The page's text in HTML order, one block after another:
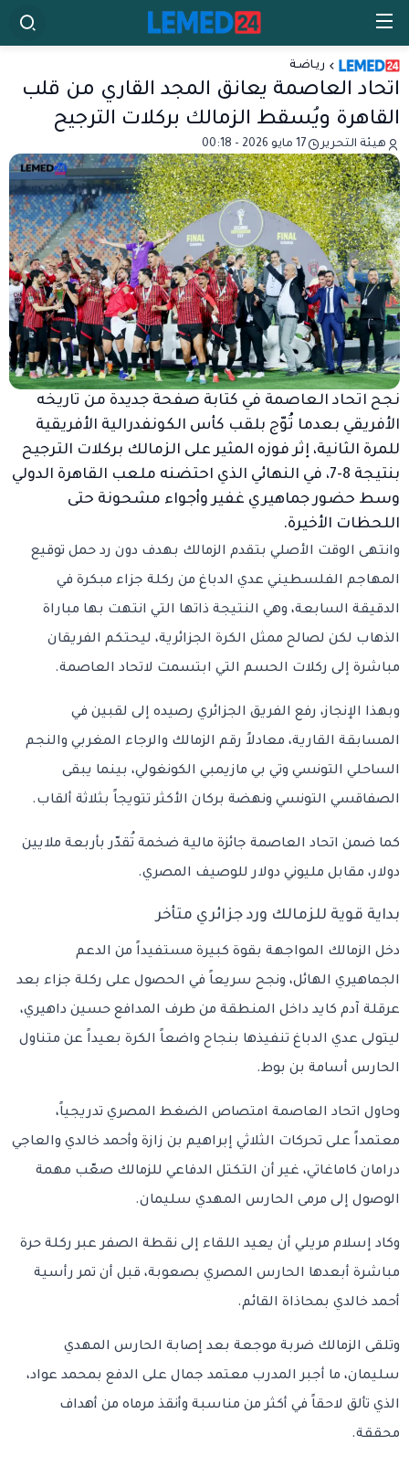
ريـاضـة
اتحاد العاصمة يعانق المجد القاري من قلب
القاهرة ويُسقط الزمالك بركلات الترجيح
هيئة التحرير 17 مايو 2026 - 00:18
نجح اتحاد العاصمة في كتابة صفحة جديدة من تاريخه
الأفريقي بعدما تُوّج بلقب كأس الكونفدرالية الأفريقية
للمرة الثانية، إثر فوزه المثير على الزمالك بركلات الترجيح
بنتيجة 8-7، في النهائي الذي احتضنه ملعب القاهرة الدولي
وسط حضور جماهيري غفير وأجواء مشحونة حتى
اللحظات الأخيرة.
وانتهى الوقت الأصلي بتقدم الزمالك بهدف دون رد حمل توقيع
المهاجم الفلسطيني عدي الدباغ من ركلة جزاء مبكرة في
الدقيقة السابعة، وهي النتيجة ذاتها التي انتهت بها مباراة
الذهاب لكن لصالح ممثل الكرة الجزائرية، ليحتكم الفريقان
مباشرة إلى ركلات الحسم التي ابتسمت لاتحاد العاصمة.
وبهذا الإنجاز، رفع الفريق الجزائري رصيده إلى لقبين في
المسابقة القارية، معادلاً رقم الزمالك والرجاء المغربي والنجم
الساحلي التونسي وتي بي مازيمبي الكونغولي، بينما يبقى
الصفاقسي التونسي ونهضة بركان الأكثر تتويجاً بثلاثة ألقاب.
كما ضمن اتحاد العاصمة جائزة مالية ضخمة تُقدّر بأربعة ملايين
دولار، مقابل مليوني دولار للوصيف المصري.
بداية قوية للزمالك ورد جزائري متأخر
دخل الزمالك المواجهة بقوة كبيرة مستفيداً من الدعم
الجماهيري الهائل، ونجح سريعاً في الحصول على ركلة جزاء بعد
عرقلة آدم كايد داخل المنطقة من طرف المدافع حسين داهيري،
ليتولى عدي الدباغ تنفيذها بنجاح واضعاً الكرة بعيداً عن متناول
الحارس أسامة بن بوط.
وحاول اتحاد العاصمة امتصاص الضغط المصري تدريجياً،
معتمداً على تحركات الثلاثي إبراهيم بن زازة وأحمد خالدي والعاجي
درامان كاماغاتي، غير أن التكتل الدفاعي للزمالك صعّب مهمة
الوصول إلى مرمى الحارس المهدي سليمان.
وكاد إسلام مريلي أن يعيد اللقاء إلى نقطة الصفر عبر ركلة حرة
مباشرة أبعدها الحارس المصري بصعوبة، قبل أن تمر رأسية
أحمد خالدي بمحاذاة القائم.
وتلقى الزمالك ضربة موجعة بعد إصابة الحارس المهدي
سليمان، ما أجبر المدرب معتمد جمال على الدفع بمحمد عواد،
الذي تألق لاحقاً في أكثر من مناسبة وأنقذ مرماه من أهداف
محققة.